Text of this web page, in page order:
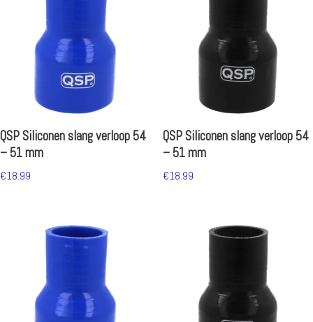
QSP Siliconen slang verloop 54
– 51 mm
€18.99
QSP Siliconen slang verloop 54
– 51 mm
€18.99